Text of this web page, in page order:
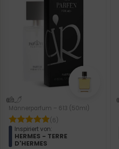
Männerparfum – 613 (50ml)
(6)
Inspiriert von:
HERMES - TERRE
D'HERMES